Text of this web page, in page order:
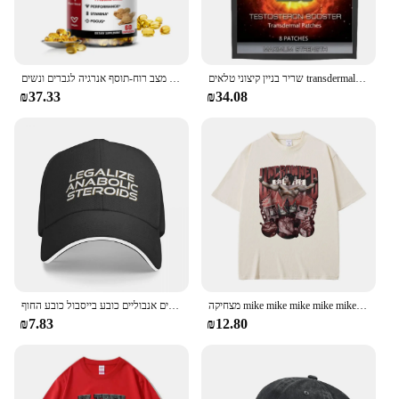
₪37.33
שריר בניין קיצוני טלאים transdermal סטרואידים המאיץ אנבוליים, עם ויטמין b6 טלאים, עשוי בארה "ב.
₪34.08
₪7.83
מצחיקה mike mike mike mike mike mike mike muke mitzer גברים נשים חדר כושר שרירן חולצות שרוול קצר חולצת כותנה טהורה
₪12.80